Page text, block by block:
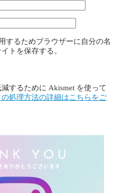
するためブラウザーに自分の名
トを保存する。
するために Akismet を使って
処理方法の詳細はこちらをご